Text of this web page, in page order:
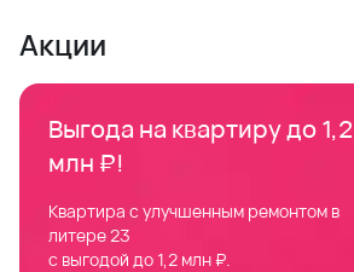
Акции
Выгода на квартиру до 1,2
млн ₽!
Квартира с улучшенным ремонтом в
литере 23
с выгодой до 1,2 млн ₽.